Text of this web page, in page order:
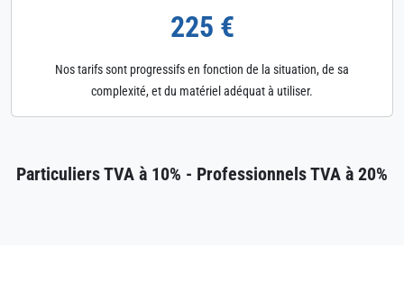
225 €
Nos tarifs sont progressifs en fonction de la situation, de sa
complexité, et du matériel adéquat à utiliser.
Particuliers TVA à 10% - Professionnels TVA à 20%